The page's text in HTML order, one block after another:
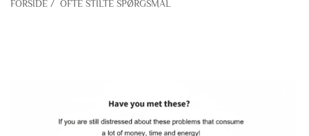
FORSIDE / OFTE STILTE SPØRGSMÅL